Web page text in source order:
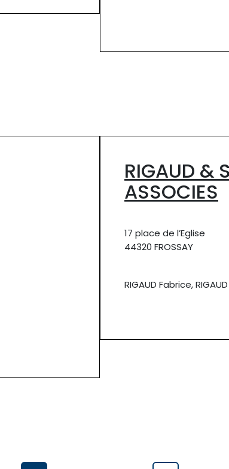
RIGAUD &
ASSOCIES
17 place de l’Eglise
44320 FROSSAY
RIGAUD Fabrice,